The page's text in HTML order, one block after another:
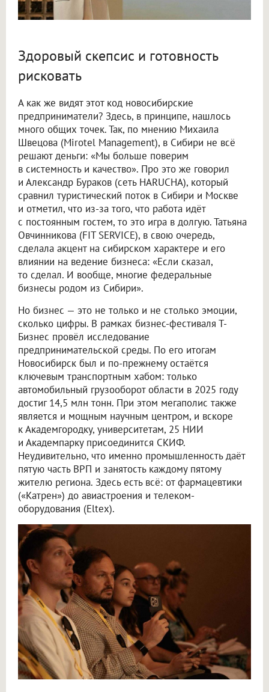
Здоровый скепсис и готовность
рисковать
А как же видят этот код новосибирские
предприниматели? Здесь, в принципе, нашлось
много общих точек. Так, по мнению Михаила
Швецова (Mirotel Management), в Сибири не всё
решают деньги: «Мы больше поверим
в системность и качество». Про это же говорил
и Александр Бураков (сеть HARUCHA), который
сравнил туристический поток в Сибири и Москве
и отметил, что из-за того, что работа идёт
с постоянным гостем, то это игра в долгую. Татьяна
Овчинникова (FIT SERVICE), в свою очередь,
сделала акцент на сибирском характере и его
влиянии на ведение бизнеса: «Если сказал,
то сделал. И вообще, многие федеральные
бизнесы родом из Сибири».
Но бизнес — это не только и не столько эмоции,
сколько цифры. В рамках бизнес-фестиваля Т-
Бизнес провёл исследование
предпринимательской среды. По его итогам
Новосибирск был и по-прежнему остаётся
ключевым транспортным хабом: только
автомобильный грузооборот области в 2025 году
достиг 14,5 млн тонн. При этом мегаполис также
является и мощным научным центром, и вскоре
к Академгородку, университетам, 25 НИИ
и Академпарку присоединится СКИФ.
Неудивительно, что именно промышленность даёт
пятую часть ВРП и занятость каждому пятому
жителю региона. Здесь есть всё: от фармацевтики
(«Катрен») до авиастроения и телеком-
оборудования (Eltex).